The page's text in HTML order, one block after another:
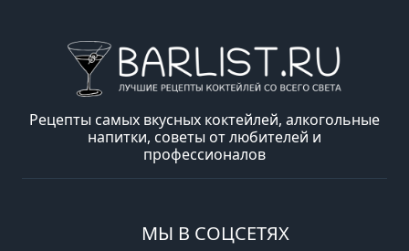
Рецепты самых вкусных коктейлей, алкогольные
напитки, советы от любителей и
профессионалов
МЫ В СОЦСЕТЯХ